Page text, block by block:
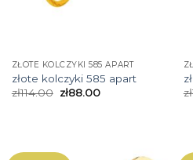
ZŁOTE KOLCZYKI 585 APART
złote kolczyki 585 apart
zł114.00 zł88.00
zł